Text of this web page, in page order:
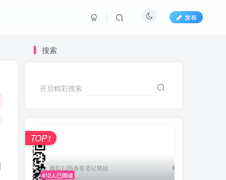
发布
搜索
开启精彩搜索
412人已阅读
TOP1